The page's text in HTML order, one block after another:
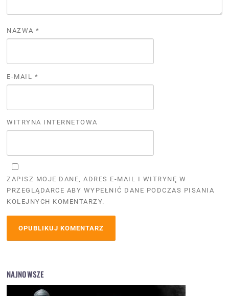
NAZWA*
E-MAIL *
WITRYNA INTERNETOWA
ZAPISZ MOJE DANE, ADRES E-MAIL I WITRYNĘ W
PRZEGLĄDARCE ABY WYPEŁNIĆ DANE PODCZAS PISANIA
KOLEJNYCH KOMENTARZY.
NAJNOWSZE